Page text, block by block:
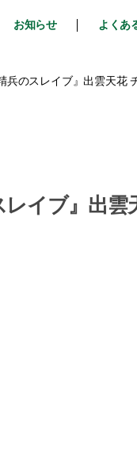
お知らせ よくあ
兵のスレイブ』出雲天花
レイブ』出